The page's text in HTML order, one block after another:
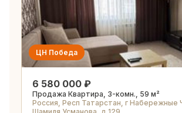
ЦН Победа
6 580 000 ₽
Продажа Квартира, 3-комн., 59 м²
Россия, Респ Татарстан, г Набережные